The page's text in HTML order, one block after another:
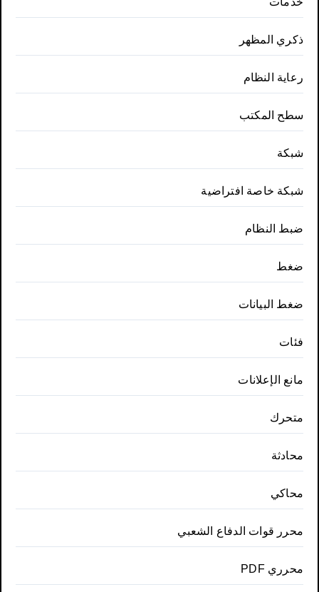
ذكري المظهر
رعاية النظام
سطح المكتب
شبكة
شبكة خاصة افتراضية
ضبط النظام
ضغط
ضغط البيانات
فئات
مانع الإعلانات
متحرك
محادثة
محاكي
محرر قوات الدفاع الشعبي
محرري PDF